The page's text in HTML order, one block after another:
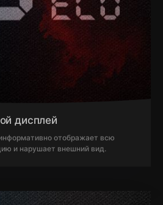
дисплей
отображает всю
и нарушает внешний вид.